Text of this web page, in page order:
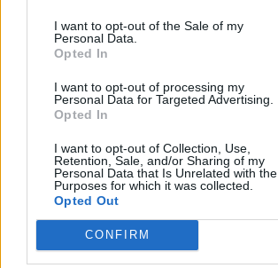
I want to opt-out of the Sale of my
Personal Data.
Opted In
I want to opt-out of processing my
Personal Data for Targeted Advertising.
Opted In
I want to opt-out of Collection, Use,
Retention, Sale, and/or Sharing of my
Personal Data that Is Unrelated with the
Purposes for which it was collected.
Opted Out
CONFIRM